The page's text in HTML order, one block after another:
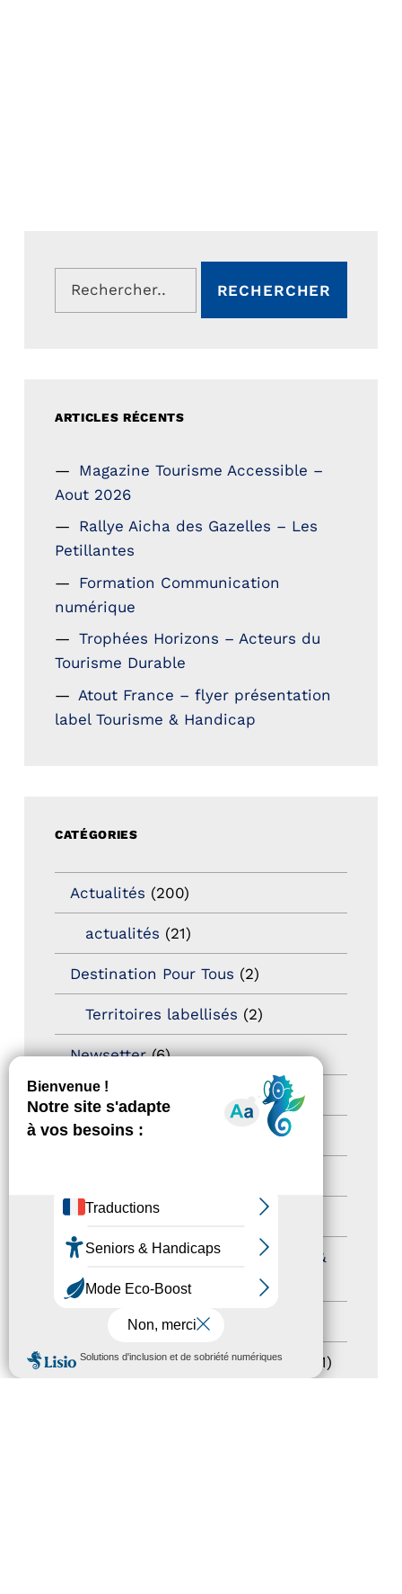
MENU
Rechercher :
ARTICLES RÉCENTS
Magazine Tourisme Accessible –
Aout 2026
Rallye Aicha des Gazelles – Les
Petillantes
Formation Communication
numérique
Trophées Horizons – Acteurs du
Tourisme Durable
Atout France – flyer présentation
label Tourisme & Handicap
CATÉGORIES
Actualités (200)
actualités (21)
Destination Pour Tous (2)
Territoires labellisés (2)
Newsetter(6)
Newsletter pro
Nos Actions
Formation
Journées nationales Tourisme &
Handicap
(5)
Salons(11)
Sommet mondial du tourisme (1)